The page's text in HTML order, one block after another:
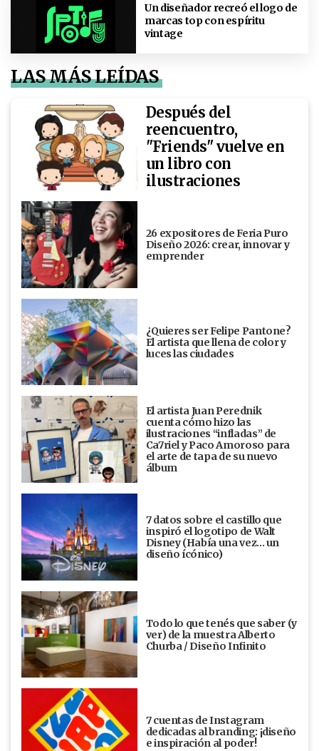
Un diseñador recreó el logo de
marcas top con espíritu
vintage
LAS MÁS LEÍDAS
Después del
reencuentro,
"Friends" vuelve en
un libro con
ilustraciones
26 expositores de Feria Puro
Diseño 2026: crear, innovar y
emprender
¿Quieres ser Felipe Pantone?
El artista que llena de color y
luces las ciudades
El artista Juan Perednik
cuenta cómo hizo las
ilustraciones “infladas” de
Ca7riel y Paco Amoroso para
el arte de tapa de su nuevo
álbum
7 datos sobre el castillo que
inspiró el logotipo de Walt
Disney (Había una vez... un
diseño ícónico)
Todo lo que tenés que saber (y
ver) de la muestra Alberto
Churba / Diseño Infinito
7 cuentas de Instagram
dedicadas al branding: ¡diseño
e inspiración al poder!